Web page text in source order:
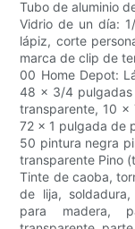
Tubo de aluminio
Vidrio de un día:
lápiz, corte
marca de clip de
00 Home Depot:
48 x 3/4 pulgadas
transparente, 10
72 x 1 pulgada de
50 pintura negra
transparente Pino
Tinte de caoba,
de lija,
para madera,